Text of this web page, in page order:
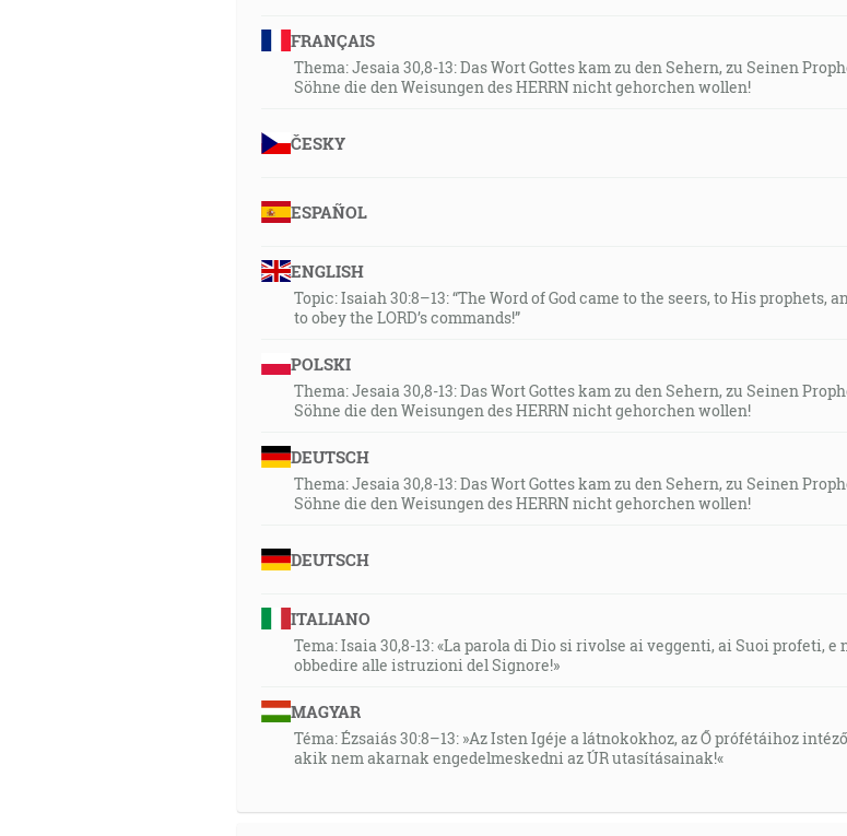
FRANÇAIS
Thema: Jesaia 30,8-13: Das Wort Gottes kam zu den Sehern, zu Seinen
Söhne die den Weisungen des HERRN nicht gehorchen wollen!
ČESKY
ESPAÑOL
ENGLISH
Topic: Isaiah 30:8–13: “The Word of God came to the seers, to His prophets,
to obey the LORD’s commands!”
POLSKI
Thema: Jesaia 30,8-13: Das Wort Gottes kam zu den Sehern, zu Seinen
Söhne die den Weisungen des HERRN nicht gehorchen wollen!
DEUTSCH
Thema: Jesaia 30,8-13: Das Wort Gottes kam zu den Sehern, zu Seinen
Söhne die den Weisungen des HERRN nicht gehorchen wollen!
DEUTSCH
ITALIANO
Tema: Isaia 30,8-13: «La parola di Dio si rivolse ai veggenti, ai Suoi profeti,
obbedire alle istruzioni del Signore!»
MAGYAR
Téma: Ézsaiás 30:8–13: »Az Isten Igéje a látnokokhoz, az Ő prófétáihoz
akik nem akarnak engedelmeskedni az ÚR utasításainak!«